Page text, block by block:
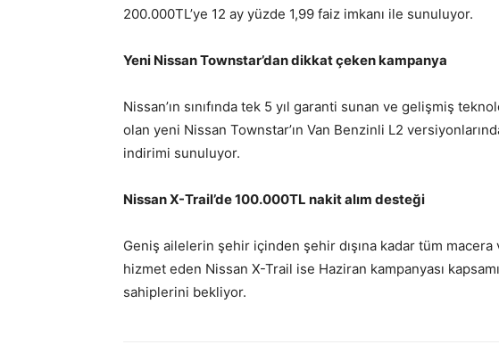
200.000TL’ye 12 ay yüzde 1,99 faiz imkanı ile sunuluyor.
Yeni Nissan Townstar’dan dikkat çeken kampanya
Nissan’ın sınıfında tek 5 yıl garanti sunan ve gelişmiş
olan yeni Nissan Townstar’ın Van Benzinli L2
indirimi sunuluyor.
Nissan X-Trail’de 100.000TL nakit alım desteği
Geniş ailelerin şehir içinden şehir dışına kadar tüm
hizmet eden Nissan X-Trail ise Haziran kampanyası
sahiplerini bekliyor.